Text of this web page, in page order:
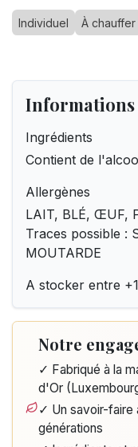
Individuel À chauffer
Ingrédients
Contient de
Allergènes
LAIT, BLÉ, ŒUF,
Traces possible :
MOUTARDE
A stocker entre
Notre
✓ Fabriqué à la
d'Or
✓ Un savoir-faire
générations